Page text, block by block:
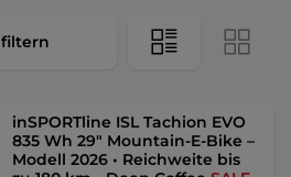
inSPORTline ISL Tachion EVO
835 Wh 29" Mountain-E-Bike –
Modell 2026 • Reichweite bis